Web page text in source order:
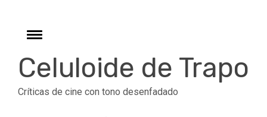
contentToggle
Celuloide de Trapo
Críticas de cine con tono desenfadado